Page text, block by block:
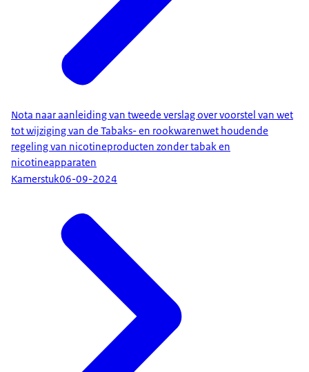
Nota naar aanleiding van tweede verslag over voorstel van wet
tot wijziging van de Tabaks- en rookwarenwet houdende
regeling van nicotineproducten zonder tabak en
nicotineapparaten
Kamerstuk06-09-2024